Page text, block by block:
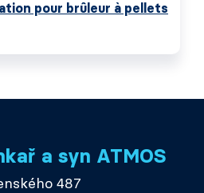
pour brûleur à pellets
a syn ATMOS
487